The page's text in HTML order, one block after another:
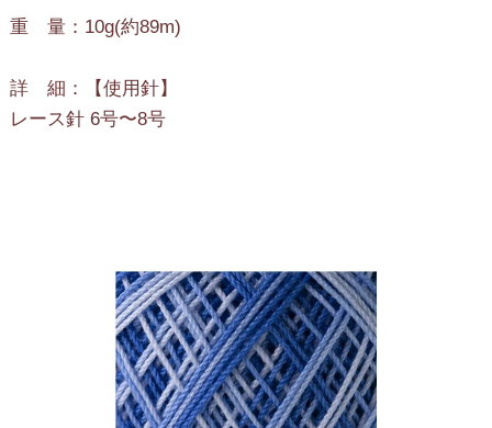
重 量：10g(約89m)
詳 細：【使用針】
レース針 6号〜8号